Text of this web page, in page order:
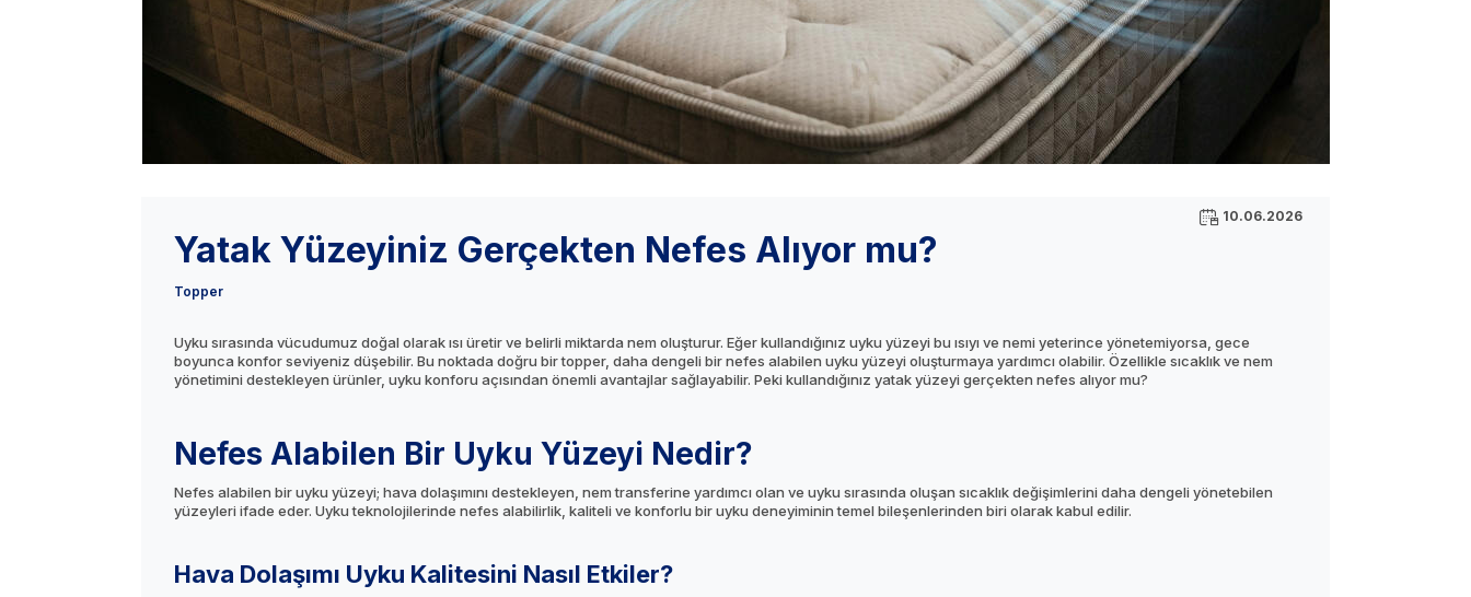
10.06.2026
Yatak Yüzeyiniz Gerçekten Nefes Alıyor mu?
Topper
Uyku sırasında vücudumuz doğal olarak ısı üretir ve belirli miktarda nem oluşturur. Eğer kullandığınız uyku yüzeyi bu ısıyı ve nemi yeterince yönetemiyorsa, gece
boyunca konfor seviyeniz düşebilir. Bu noktada doğru bir topper, daha dengeli bir nefes alabilen uyku yüzeyi oluşturmaya yardımcı olabilir. Özellikle sıcaklık ve nem
yönetimini destekleyen ürünler, uyku konforu açısından önemli avantajlar sağlayabilir. Peki kullandığınız yatak yüzeyi gerçekten nefes alıyor mu?
Nefes Alabilen Bir Uyku Yüzeyi Nedir?
Nefes alabilen bir uyku yüzeyi; hava dolaşımını destekleyen, nem transferine yardımcı olan ve uyku sırasında oluşan sıcaklık değişimlerini daha dengeli yönetebilen
yüzeyleri ifade eder. Uyku teknolojilerinde nefes alabilirlik, kaliteli ve konforlu bir uyku deneyiminin temel bileşenlerinden biri olarak kabul edilir.
Hava Dolaşımı Uyku Kalitesini Nasıl Etkiler?